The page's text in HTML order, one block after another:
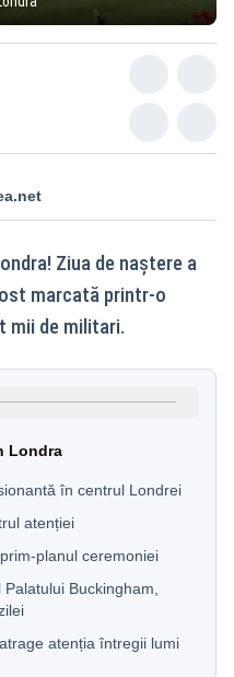
Ziua de naștere a
marcată printr-o
mii de militari.
Londra
în centrul Londrei
atenției
planul ceremoniei
Buckingham,
atenția întregii lumi